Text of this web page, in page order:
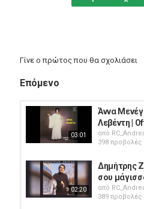
Γίνε ο πρώτος που θα σχολιάσει
Επόμενο
03:01
Άννα
Λεβέντη |
από
398 προβολές
02:20
Δημήτρης
σου
από
389 προβολές